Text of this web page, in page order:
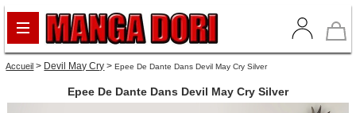
Accueil > Devil May Cry >Epee De Dante Dans Devil May Cry Silver
Epee De Dante Dans Devil May Cry Silver